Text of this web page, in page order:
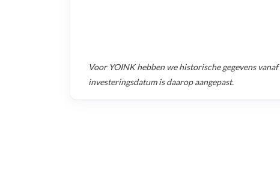
Voor YOINKhebben we historische gegevens vanaf
investeringsdatum is daarop aangepast.